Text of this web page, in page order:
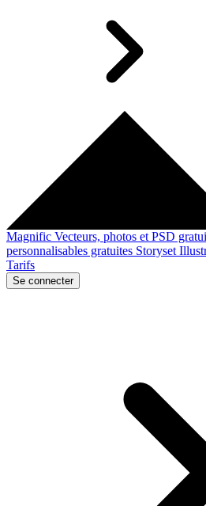
Magnific Vecteurs, photos et PSD
personnalisables gratuites Storyset
Tarifs
Se connecter